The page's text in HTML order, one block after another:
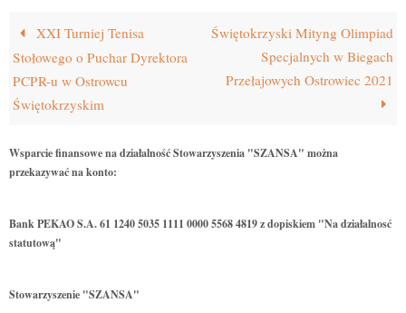
XXI Turniej Tenisa
Stołowego o Puchar Dyrektora
PCPR-u w Ostrowcu
Świętokrzyskim
Świętokrzyski Mityng Olimpiad
Specjalnych w Biegach
Przełajowych Ostrowiec 2021
Wsparcie finansowe na działalność Stowarzyszenia "SZANSA" można
przekazywać na konto:
Bank PEKAO S.A. 61 1240 5035 1111 0000 5568 4819 z dopiskiem "Na działalnosć
statutową"
Stowarzyszenie "SZANSA"